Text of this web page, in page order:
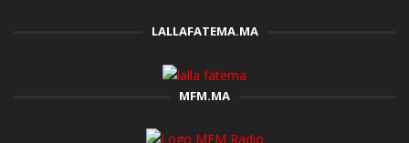
LALLAFATEMA.MA
MFM.MA